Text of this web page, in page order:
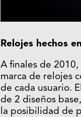
Relojes hechos
A finales de
marca de relojes
de cada usuario.
de 2 diseños
la posibilidad de